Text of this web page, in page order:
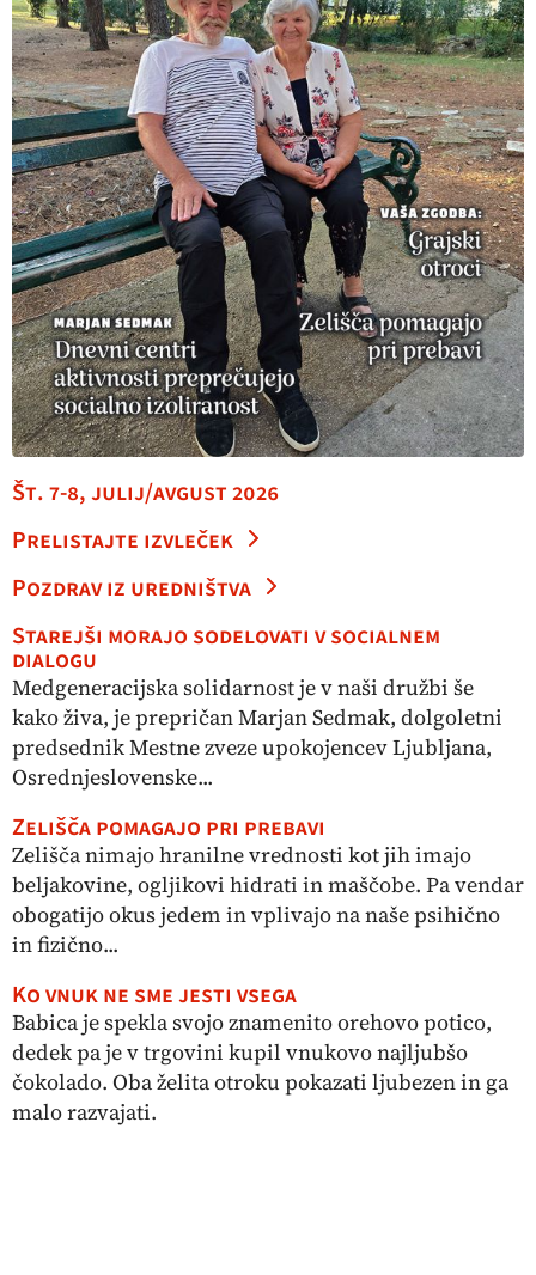
Št. 7-8, julij/avgust 2026
Prelistajte izvleček
Pozdrav iz uredništva
Starejši morajo sodelovati v socialnem
dialogu
Medgeneracijska solidarnost je v naši družbi še
kako živa, je prepričan Marjan Sedmak, dolgoletni
predsednik Mestne zveze upokojencev Ljubljana,
Osrednjeslovenske...
Zelišča pomagajo pri prebavi
Zelišča nimajo hranilne vrednosti kot jih imajo
beljakovine, ogljikovi hidrati in maščobe. Pa vendar
obogatijo okus jedem in vplivajo na naše psihično
in fizično...
Ko vnuk ne sme jesti vsega
Babica je spekla svojo znamenito orehovo potico,
dedek pa je v trgovini kupil vnukovo najljubšo
čokolado. Oba želita otroku pokazati ljubezen in ga
malo razvajati.